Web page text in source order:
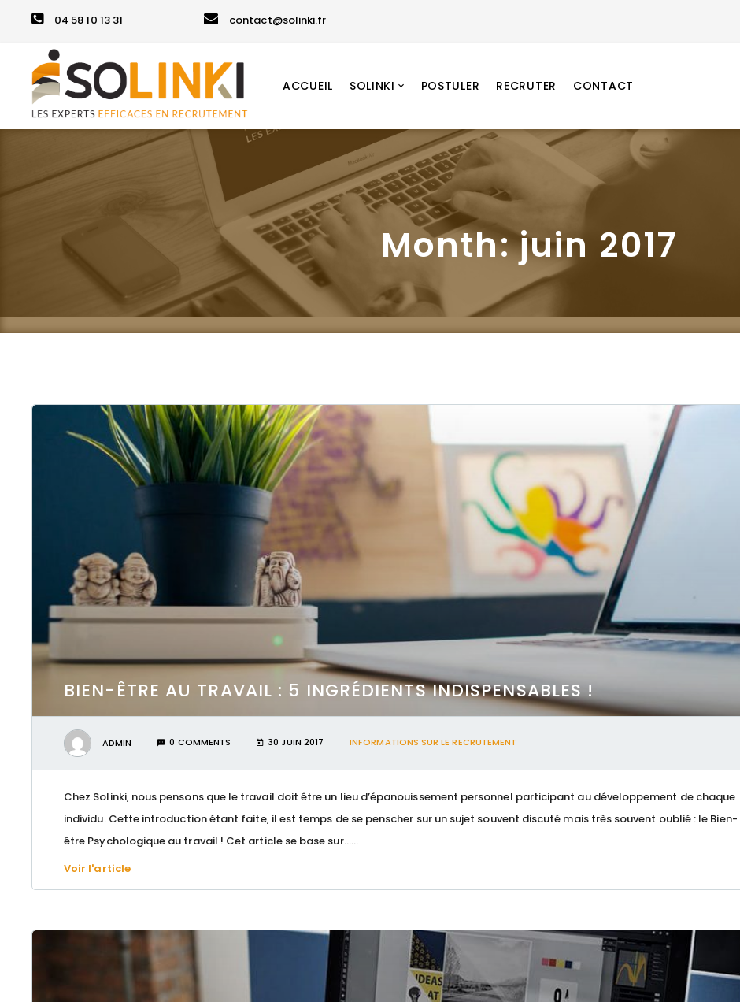
04 58 10 13 31 contact@solinki.fr
ACCUEIL SOLINKI POSTULER RECRUTER CONTACT
Month:juin 2017
BIEN-ÊTRE AU TRAVAIL : 5 INGRÉDIENTS INDISPENSABLES !
ADMIN 0 COMMENTS 30 JUIN 2017 INFORMATIONS SUR LE RECRUTEMENT
Chez Solinki, nous pensons que le travail doit être un lieu d’épanouissement personnel participant au développement de chaque
individu. Cette introduction étant faite, il est temps de se penscher sur un sujet souvent discuté mais très souvent oublié : le Bien-
être Psychologique au travail ! Cet article se base sur…...
Voir l'article